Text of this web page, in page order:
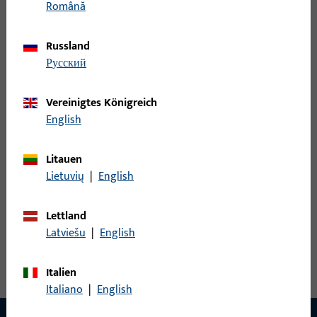
Alle Varianten ansehen
Română
Russland
русский
Vereinigtes Königreich
English
Litauen
Lietuvių | English
Lettland
Latviešu | English
Italien
Italiano | English